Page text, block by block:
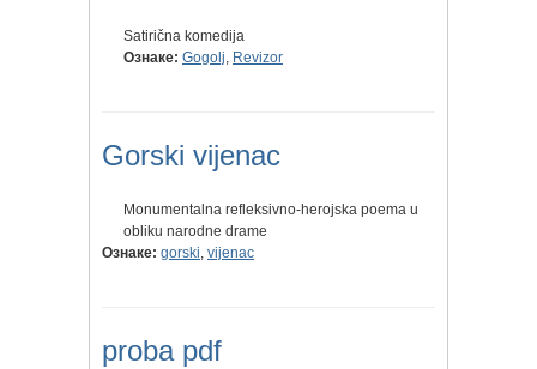
Satirična komedija
Ознаке: Gogolj, Revizor
Gorski vijenac
Monumentalna refleksivno-herojska poema u
obliku narodne drame
Ознаке: gorski, vijenac
proba pdf